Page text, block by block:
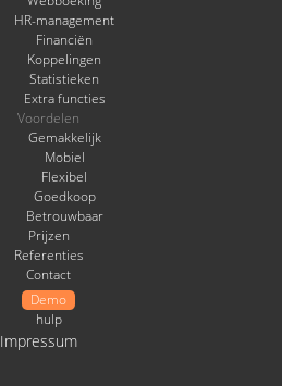
HR-management
Financiën
Koppelingen
Statistieken
Extra functies
Voordelen
Gemakkelijk
Mobiel
Flexibel
Goedkoop
Betrouwbaar
Prijzen
Referenties
Contact
Demo
hulp
Impressum